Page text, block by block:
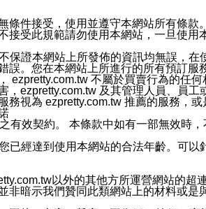
所提供的郵件地址與您取得聯絡並傳
件。
息傳送重要訊息給您。即使未加入本
訊息以對您有效且重要的訊息為限，
與本公司/本服務所傳來的電話號碼比
設定中，同意接收通知型訊息。
之 LINE 官方帳號。
操作如下：
息」
後，將不會接收到來自任何企業官方帳
條件接受，使用並遵守本網站所有條
接受此規範請勿使用本網站，一旦使用
保證本網站上所發佈的資訊均無誤，
誤。您在本網站上所進行的所有預訂
ezpretty.com.tw 不屬於買賣行為的任
，ezpretty.com.tw 及其管理人員、員
務視為 ezpretty.com.tw 推薦的服務，
有效契約。 本條款中如有一部無效時
已經達到使用本網站的合法年齡。可
以外的其他方所運營網站的
非暗示我們贊同此類網站上的材料或是